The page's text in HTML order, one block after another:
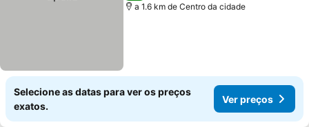
a 1.6 km de Centro da cidade
Selecione as datas para ver os preços
exatos.
Ver preços